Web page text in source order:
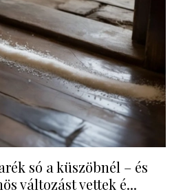
só a küszöbnél – és
változást vettek é...